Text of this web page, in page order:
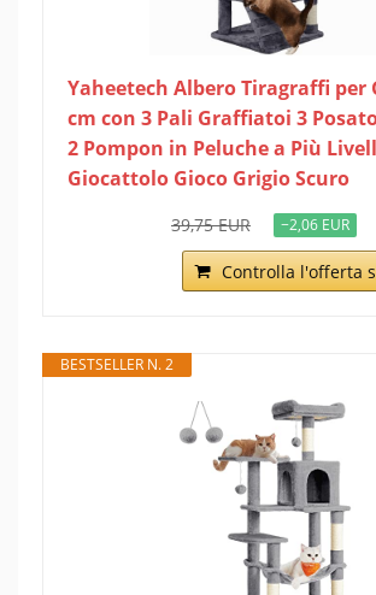
Yaheetech Albero Tiragraffi per
cm con 3 Pali Graffiatoi 3
2 Pompon in Peluche a Più
Giocattolo Gioco Grigio Scuro
39,75 EUR −2,06 EUR
Controlla l'offerta
BESTSELLER N. 2